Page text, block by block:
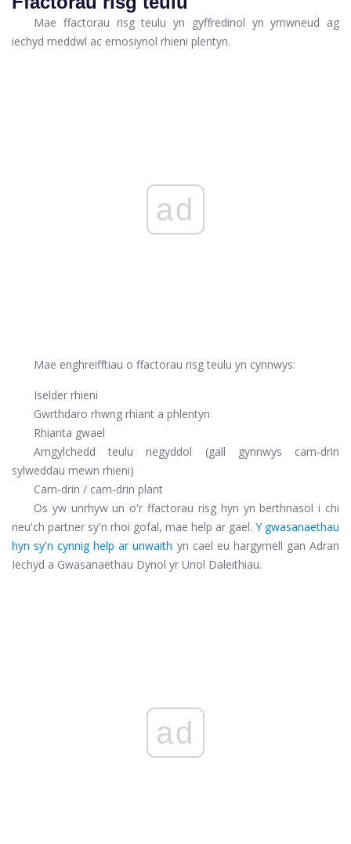
Mae ffactorau risg teulu yn gyffredinol yn ymwneud ag
iechyd meddwl ac emosiynol rhieni plentyn.
ad
Mae enghreifftiau o ffactorau risg teulu yn cynnwys:
Iselder rhieni
Gwrthdaro rhwng rhiant a phlentyn
Rhianta gwael
Amgylchedd teulu negyddol (gall gynnwys cam-drin
sylweddau mewn rhieni)
Cam-drin / cam-drin plant
Os yw unrhyw un o'r ffactorau risg hyn yn berthnasol i chi
neu'ch partner sy'n rhoi gofal, mae help ar gael. Y gwasanaethau
hyn sy'n cynnig help ar unwaith yn cael eu hargymell gan Adran
Iechyd a Gwasanaethau Dynol yr Unol Daleithiau.
ad